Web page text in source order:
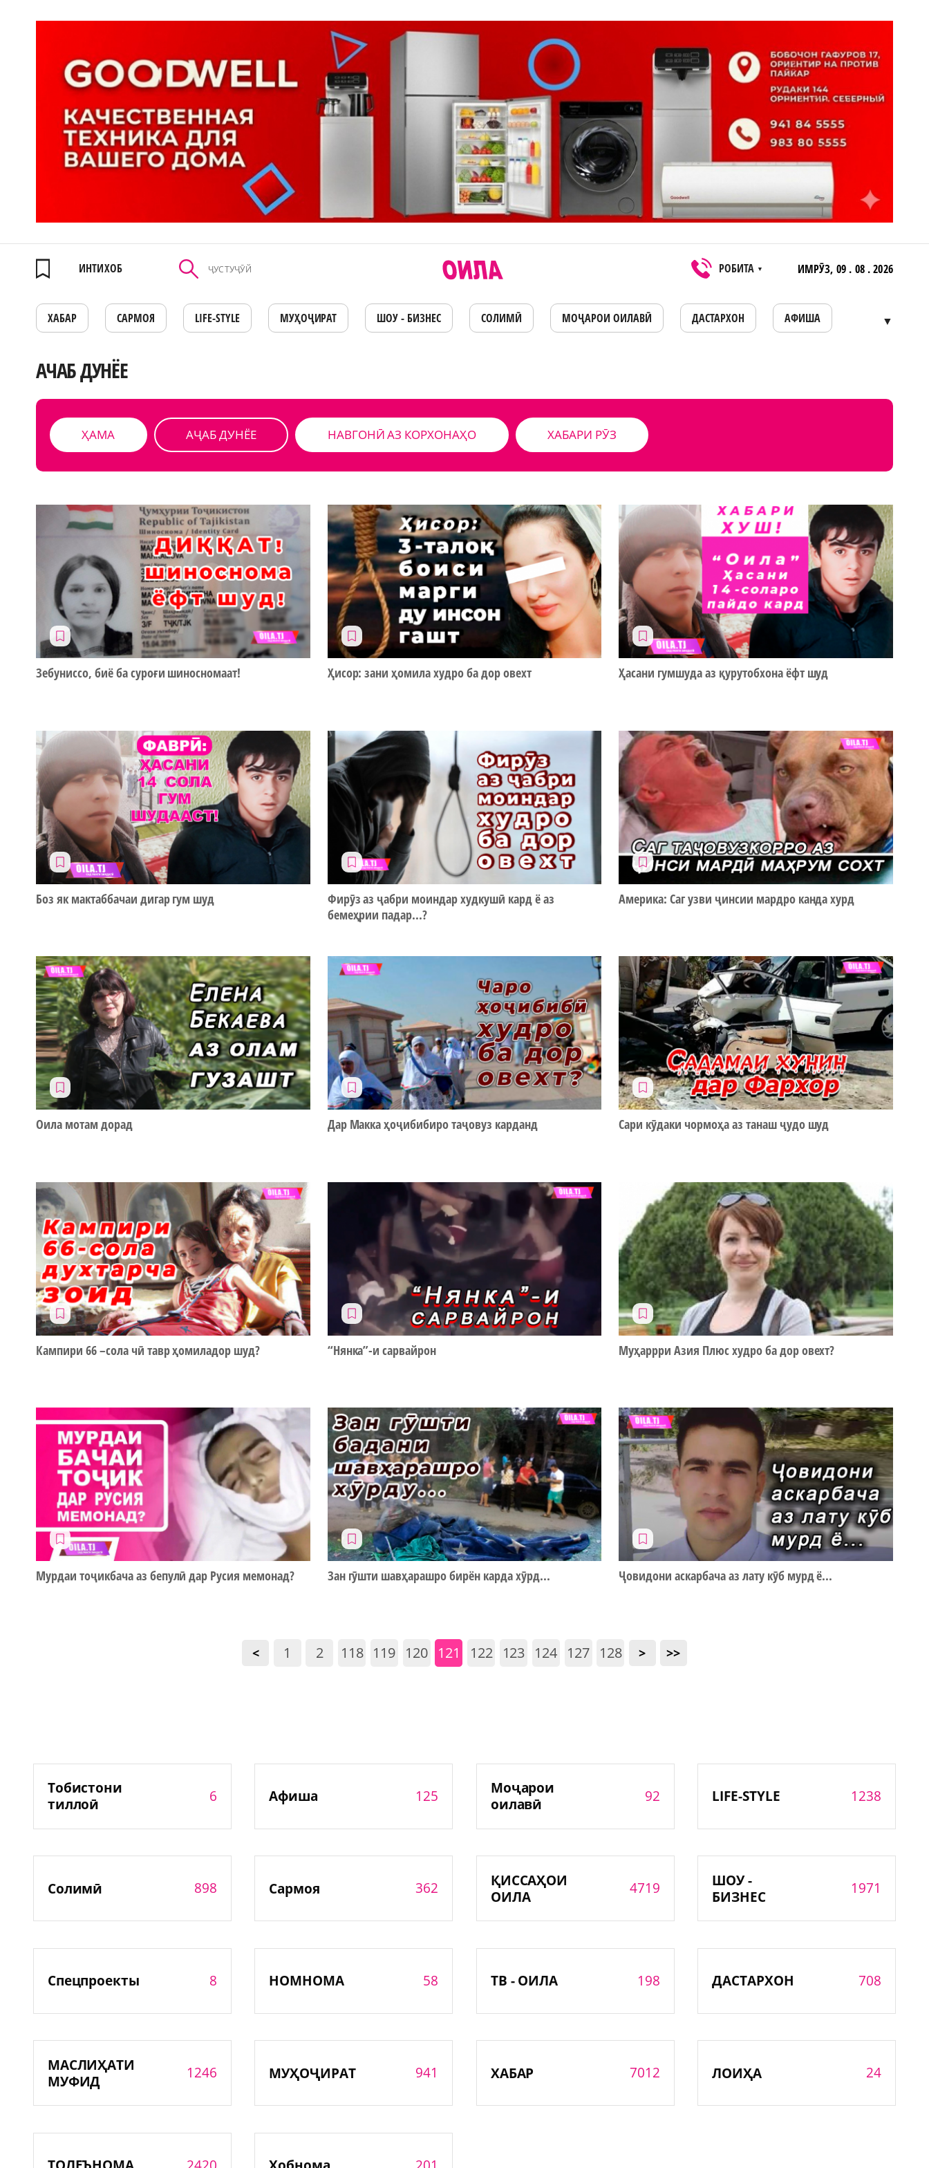
ИНТИХОБ РОБИТА ▼ ИМРӮЗ, 09 . 08 . 2026
ХАБАР САРМОЯ LIFE-STYLE МУҲОҶИРАТ ШОУ - БИЗНЕС СОЛИМӢ МОҶАРОИ ОИЛАВӢ ДАСТАРХОН АФИША ▼
АЧАБ ДУНЁЕ
ҲАМА АҶАБ ДУНЁЕ НАВГОНӢ АЗ КОРХОНАҲО ХАБАРИ РӮЗ
Зебуниссо, биё ба суроғи шиносномаат! Ҳисор: зани ҳомила худро ба дор овехт Ҳасани гумшуда аз қурутобхона ёфт шуд
Боз як мактаббачаи дигар гум шуд
Фирӯз аз ҷабри моиндар худкушӣ кард ё аз
бемеҳрии падар...?
Америка: Саг узви ҷинсии мардро канда хурд
Оила мотам дорад Дар Макка ҳоҷибибиро таҷовуз карданд Сари кӯдаки чормоҳа аз танаш ҷудо шуд
Кампири 66 –сола чӣ тавр ҳомиладор шуд? “Нянка”-и сарвайрон Муҳаррри Азия Плюс худро ба дор овехт?
Мурдаи тоҷикбача аз бепулӣ дар Русия мемонад? Зан гӯшти шавҳарашро бирён карда хӯрд... Ҷовидони аскарбача аз лату кӯб мурд ё...
< 1 2 118 119 120 121 122 123 124 127 128 > >>
Тобистони
тиллоӣ
6 Афиша 125
Моҷарои
оилавӣ
92 LIFE-STYLE 1238
Солимӣ 898 Сармоя 362
ҚИССАҲОИ
ОИЛА
4719
ШОУ -
БИЗНЕС
1971
Спецпроекты 8 НОМНОМА 58 ТВ - ОИЛА 198 ДАСТАРХОН 708
МАСЛИҲАТИ
МУФИД
1246 МУҲОҶИРАТ 941 ХАБАР 7012 ЛОИҲА 24